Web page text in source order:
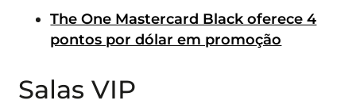
The One Mastercard Black oferece 4
pontos por dólar em promoção
Salas VIP